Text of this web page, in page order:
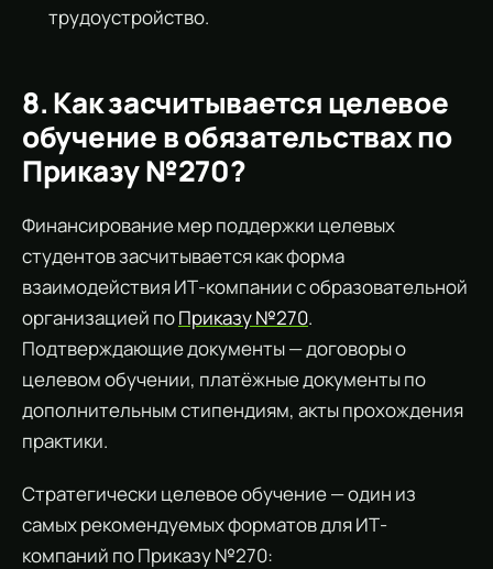
трудоустройство.
8. Как засчитывается целевое
обучение в обязательствах по
Приказу №270?
Финансирование мер поддержки целевых
студентов засчитывается как форма
взаимодействия ИТ-компании с образовательной
организацией поПриказу №270.
Подтверждающие документы — договоры о
целевом обучении, платёжные документы по
дополнительным стипендиям, акты прохождения
практики.
Стратегически целевое обучение — один из
самых рекомендуемых форматов для ИТ-
компаний по Приказу №270: